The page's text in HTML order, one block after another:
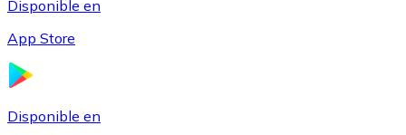
Disponible en
App Store
Disponible en